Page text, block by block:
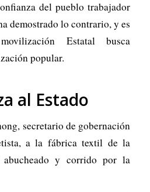
del pueblo trabajador
demostrado lo contrario, y es
Estatal busca
popular.
al Estado
secretario de gobernación
a la fábrica textil de la
y corrido por la